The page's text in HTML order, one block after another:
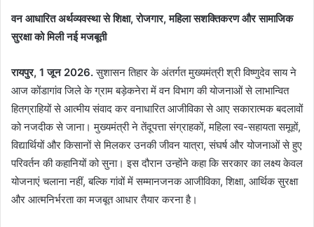
वन आधारित अर्थव्यवस्था से शिक्षा, रोजगार, महिला सशक्तिकरण और सामाजिक
सुरक्षा को मिली नई मजबूती
रायपुर, 1 जून 2026.सुशासन तिहार के अंतर्गत मुख्यमंत्री श्री विष्णुदेव साय ने
आज कोंडागांव जिले के ग्राम बड़ेकनेरा में वन विभाग की योजनाओं से लाभान्वित
हितग्राहियों से आत्मीय संवाद कर वनाधारित आजीविका से आए सकारात्मक बदलावों
को नजदीक से जाना। मुख्यमंत्री ने तेंदूपत्ता संग्राहकों, महिला स्व-सहायता समूहों,
विद्यार्थियों और किसानों से मिलकर उनकी जीवन यात्रा, संघर्ष और योजनाओं से हुए
परिवर्तन की कहानियों को सुना। इस दौरान उन्होंने कहा कि सरकार का लक्ष्य केवल
योजनाएं चलाना नहीं, बल्कि गांवों में सम्मानजनक आजीविका, शिक्षा, आर्थिक सुरक्षा
और आत्मनिर्भरता का मजबूत आधार तैयार करना है।